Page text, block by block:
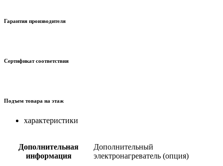
Гарантия производителя
Сертификат соответствия
Подъем товара на этаж
характеристики
Дополнительная
информация
Дополнительный
электронагреватель (опция)